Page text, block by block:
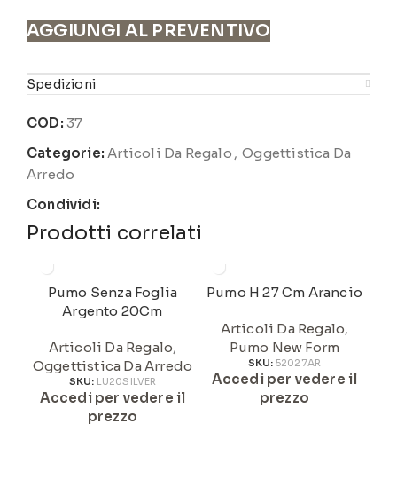
AGGIUNGI AL PREVENTIVO
Spedizioni
COD: 37
Categorie: Articoli Da Regalo , Oggettistica Da
Arredo
Condividi:
Prodotti correlati
Pumo Senza Foglia
Argento 20Cm
Articoli Da Regalo,
Oggettistica Da Arredo
SKU: LU20SILVER
Accedi per vedere il
prezzo
Pumo H 27 Cm Arancio
Articoli Da Regalo,
Pumo New Form
SKU: 52027AR
Accedi per vedere il
prezzo